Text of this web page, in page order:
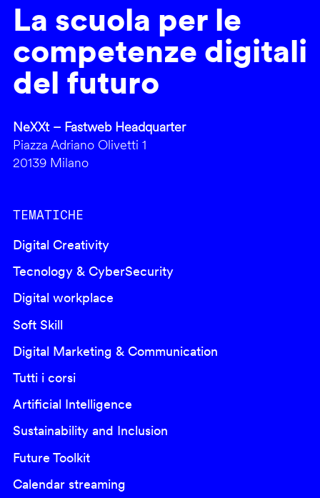
La scuola per le
competenze digitali
del futuro
NeXXt – Fastweb Headquarter
Piazza Adriano Olivetti 1
20139 Milano
TEMATICHE
Digital Creativity
Tecnology & CyberSecurity
Digital workplace
Soft Skill
Digital Marketing & Communication
Tutti i corsi
Artificial Intelligence
Sustainability and Inclusion
Future Toolkit
Calendar streaming